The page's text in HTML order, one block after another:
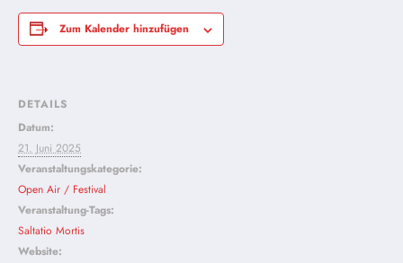
Zum Kalender hinzufügen
DETAILS
Datum:
21. Juni 2025
Veranstaltungskategorie:
Open Air / Festival
Veranstaltung-Tags:
Saltatio Mortis
Website: